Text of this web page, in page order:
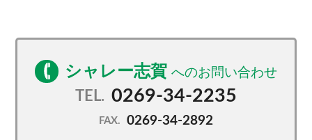
シャレー志賀
TEL. 0269-34-2235
FAX. 0269-34-2892